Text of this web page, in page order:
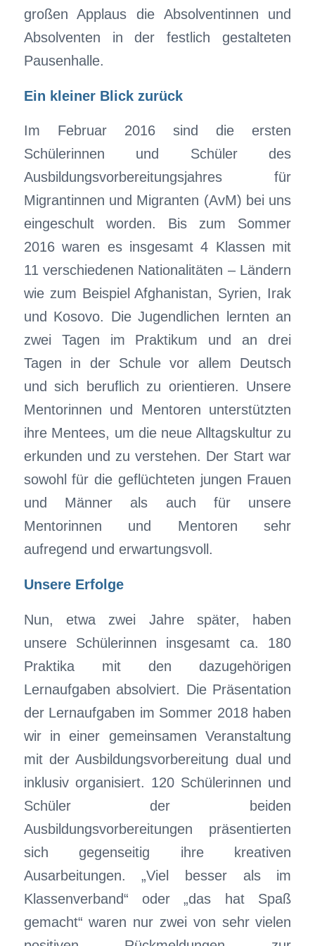
großen Applaus die Absolventinnen und
Absolventen in der festlich gestalteten
Pausenhalle.
Ein kleiner Blick zurück
Im Februar 2016 sind die ersten
Schülerinnen und Schüler des
Ausbildungsvorbereitungsjahres für
Migrantinnen und Migranten (AvM) bei uns
eingeschult worden. Bis zum Sommer
2016 waren es insgesamt 4 Klassen mit
11 verschiedenen Nationalitäten – Ländern
wie zum Beispiel Afghanistan, Syrien, Irak
und Kosovo. Die Jugendlichen lernten an
zwei Tagen im Praktikum und an drei
Tagen in der Schule vor allem Deutsch
und sich beruflich zu orientieren. Unsere
Mentorinnen und Mentoren unterstützten
ihre Mentees, um die neue Alltagskultur zu
erkunden und zu verstehen. Der Start war
sowohl für die geflüchteten jungen Frauen
und Männer als auch für unsere
Mentorinnen und Mentoren sehr
aufregend und erwartungsvoll.
Unsere Erfolge
Nun, etwa zwei Jahre später, haben
unsere Schülerinnen insgesamt ca. 180
Praktika mit den dazugehörigen
Lernaufgaben absolviert. Die Präsentation
der Lernaufgaben im Sommer 2018 haben
wir in einer gemeinsamen Veranstaltung
mit der Ausbildungsvorbereitung dual und
inklusiv organisiert. 120 Schülerinnen und
Schüler der beiden
Ausbildungsvorbereitungen präsentierten
sich gegenseitig ihre kreativen
Ausarbeitungen. „Viel besser als im
Klassenverband“ oder „das hat Spaß
gemacht“ waren nur zwei von sehr vielen